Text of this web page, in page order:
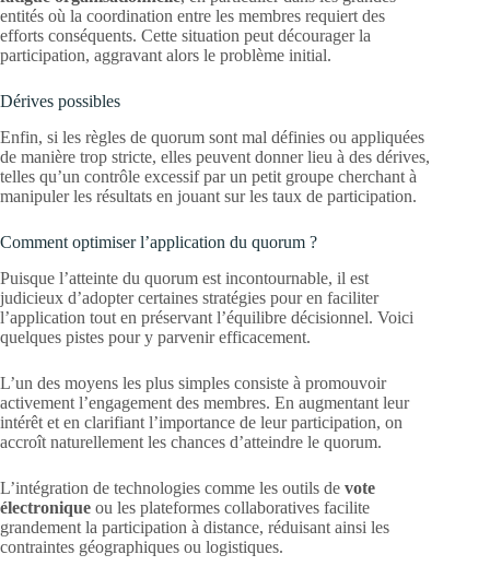
entités où la coordination entre les membres requiert des
efforts conséquents. Cette situation peut décourager la
participation, aggravant alors le problème initial.
Dérives possibles
Enfin, si les règles de quorum sont mal définies ou appliquées
de manière trop stricte, elles peuvent donner lieu à des dérives,
telles qu’un contrôle excessif par un petit groupe cherchant à
manipuler les résultats en jouant sur les taux de participation.
Comment optimiser l’application du quorum ?
Puisque l’atteinte du quorum est incontournable, il est
judicieux d’adopter certaines stratégies pour en faciliter
l’application tout en préservant l’équilibre décisionnel. Voici
quelques pistes pour y parvenir efficacement.
L’un des moyens les plus simples consiste à promouvoir
activement l’engagement des membres. En augmentant leur
intérêt et en clarifiant l’importance de leur participation, on
accroît naturellement les chances d’atteindre le quorum.
L’intégration de technologies comme les outils de vote
électronique ou les plateformes collaboratives facilite
grandement la participation à distance, réduisant ainsi les
contraintes géographiques ou logistiques.